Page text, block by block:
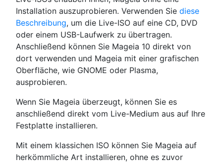
Installation auszuprobieren. Verwenden Sie diese
Beschreibung, um die Live-ISO auf eine CD, DVD
oder einem USB-Laufwerk zu übertragen.
Anschließend können Sie Mageia 10 direkt von
dort verwenden und Mageia mit einer grafischen
Oberfläche, wie GNOME oder Plasma,
ausprobieren.
Wenn Sie Mageia überzeugt, können Sie es
anschließend direkt vom Live-Medium aus auf Ihre
Festplatte installieren.
Mit einem klassichen ISO können Sie Mageia auf
herkömmliche Art installieren, ohne es zuvor